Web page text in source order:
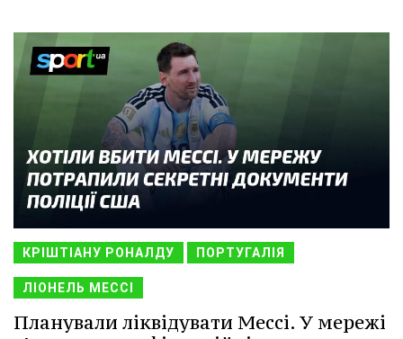
КРІШТІАНУ РОНАЛДУ ПОРТУГАЛІЯ
ЛІОНЕЛЬ МЕССІ
Планували ліквідувати Мессі. У мережі